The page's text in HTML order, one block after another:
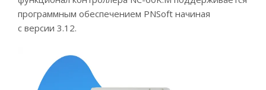
программным обеспечением PNSoft начиная
с версии 3.12.